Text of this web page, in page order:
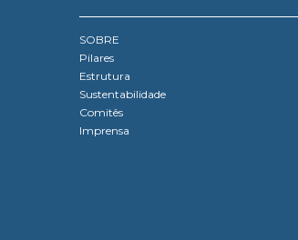
SOBRE
Pilares
Estrutura
Sustentabilidade
Comitês
Imprensa